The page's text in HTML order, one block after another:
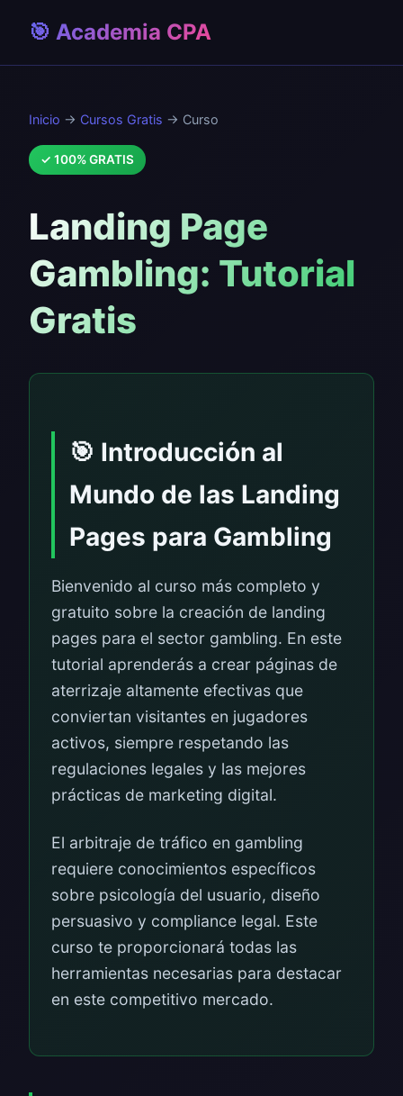
🎯 Academia CPA
Inicio → Cursos Gratis → Curso
✓ 100% GRATIS
Landing Page
Gambling: Tutorial
Gratis
🎯 Introducción al
Mundo de las Landing
Pages para Gambling
Bienvenido al curso más completo y
gratuito sobre la creación de landing
pages para el sector gambling. En este
tutorial aprenderás a crear páginas de
aterrizaje altamente efectivas que
conviertan visitantes en jugadores
activos, siempre respetando las
regulaciones legales y las mejores
prácticas de marketing digital.
El arbitraje de tráfico en gambling
requiere conocimientos específicos
sobre psicología del usuario, diseño
persuasivo y compliance legal. Este
curso te proporcionará todas las
herramientas necesarias para destacar
en este competitivo mercado.